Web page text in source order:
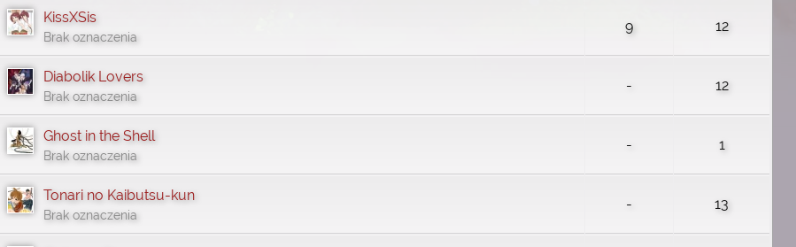
KissXSis
Brak oznaczenia
9 12
Diabolik Lovers
Brak oznaczenia
- 12
Ghost in the Shell
Brak oznaczenia
- 1
Tonari no Kaibutsu-kun
Brak oznaczenia
- 13